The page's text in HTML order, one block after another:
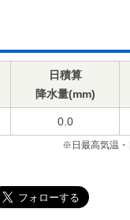
日積算
降水量(mm)
0.0
※日最高気温・